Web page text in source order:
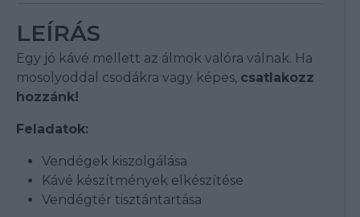
LEÍRÁS
Egy jó kávé mellett az álmok valóra válnak. Ha
mosolyoddal csodákra vagy képes, csatlakozz
hozzánk!
Feladatok:
Vendégek kiszolgálása
Kávé készítmények elkészítése
Vendégtér tisztántartása